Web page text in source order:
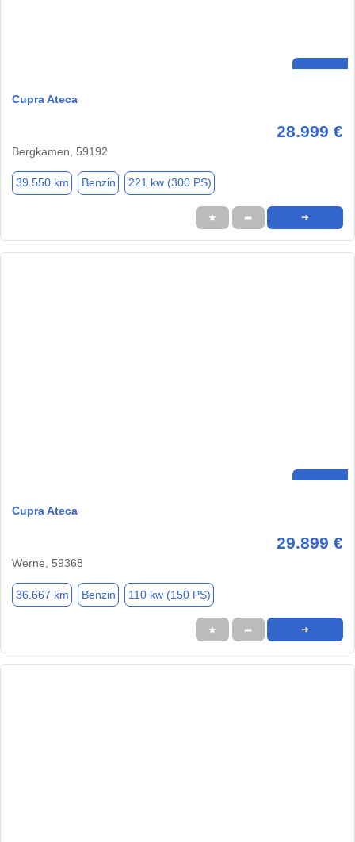
Cupra Ateca
28.999 €
Bergkamen, 59192
39.550 km Benzin 221 kw (300 PS)
★ ➦ ➜
Cupra Ateca
29.899 €
Werne, 59368
36.667 km Benzin 110 kw (150 PS)
★ ➦ ➜